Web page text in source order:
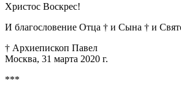
Христос Воскрес!
И благословение Отца † и Сына † и
† Архиепископ Павел
Москва, 31 марта 2020 г.
***